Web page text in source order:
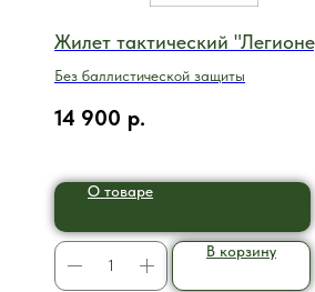
Жилет тактический
Без баллистической защиты
14 900 р.
О товаре
В корзину